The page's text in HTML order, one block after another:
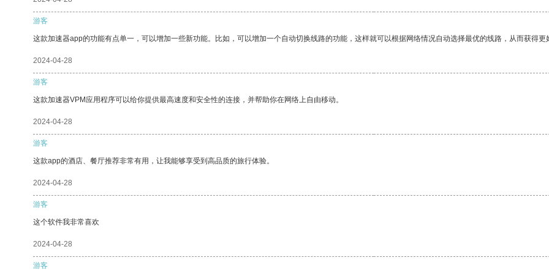
游客
这款加速器app的功能有点单一，可以增加一些新功能。比如，可以增加一个自动切换线路的功能，这样就可以根据网络情况自动选择最优的线路，从而获得更
2024-04-28
游客
这款加速器VPM应用程序可以给你提供最高速度和安全性的连接，并帮助你在网络上自由移动。
2024-04-28
游客
这款app的酒店、餐厅推荐非常有用，让我能够享受到高品质的旅行体验。
2024-04-28
游客
这个软件我非常喜欢
2024-04-28
游客